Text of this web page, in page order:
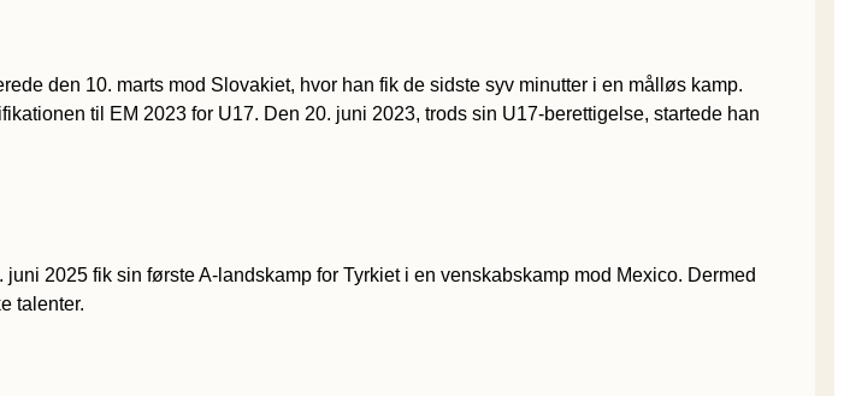
den 10. marts mod Slovakiet, hvor han fik de sidste syv minutter i en målløs kamp.
til EM 2023 for U17. Den 20. juni 2023, trods sin U17-berettigelse, startede han
2025 fik sin første A-landskamp for Tyrkiet i en venskabskamp mod Mexico. Dermed
talenter.